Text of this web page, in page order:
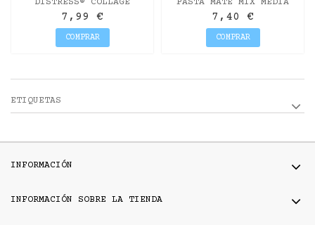
DISTRESS® COLLAGE
MEDIUM - CRAZING
7,99 €
COMPRAR
PASTA MATE MIX MEDIA
(GEL MEDIUM) ARTIS
DECOR DE 250CC
7,40 €
COMPRAR
ETIQUETAS
INFORMACIÓN
INFORMACIÓN SOBRE LA TIENDA